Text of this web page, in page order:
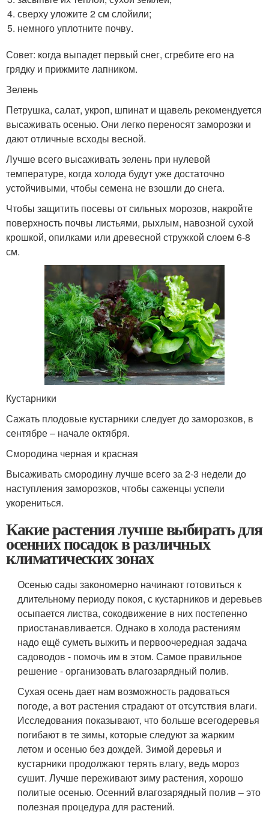
сверху уложите 2 см слойили;
немного уплотните почву.
Совет: когда выпадет первый снег, сгребите его на
грядку и прижмите лапником.
Зелень
Петрушка, салат, укроп, шпинат и щавель рекомендуется
высаживать осенью. Они легко переносят заморозки и
дают отличные всходы весной.
Лучше всего высаживать зелень при нулевой
температуре, когда холода будут уже достаточно
устойчивыми, чтобы семена не взошли до снега.
Чтобы защитить посевы от сильных морозов, накройте
поверхность почвы листьями, рыхлым, навозной сухой
крошкой, опилками или древесной стружкой слоем 6-8
см.
Кустарники
Сажать плодовые кустарники следует до заморозков, в
сентябре – начале октября.
Смородина черная и красная
Высаживать смородину лучше всего за 2-3 недели до
наступления заморозков, чтобы саженцы успели
укорениться.
Какие растения лучше выбирать для
осенних посадок в различных
климатических зонах
Осенью сады закономерно начинают готовиться к
длительному периоду покоя, с кустарников и деревьев
осыпается листва, сокодвижение в них постепенно
приостанавливается. Однако в холода растениям
надо ещё суметь выжить и первоочередная задача
садоводов - помочь им в этом. Самое правильное
решение - организовать влагозарядный полив.
Сухая осень дает нам возможность радоваться
погоде, а вот растения страдают от отсутствия влаги.
Исследования показывают, что больше всегодеревья
погибают в те зимы, которые следуют за жарким
летом и осенью без дождей. Зимой деревья и
кустарники продолжают терять влагу, ведь мороз
сушит. Лучше переживают зиму растения, хорошо
политые осенью. Осенний влагозарядный полив – это
полезная процедура для растений.